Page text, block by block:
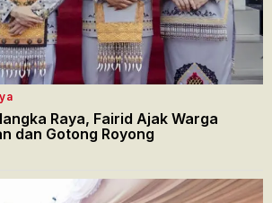
Raya, Fairid Ajak Warga
dan Gotong Royong